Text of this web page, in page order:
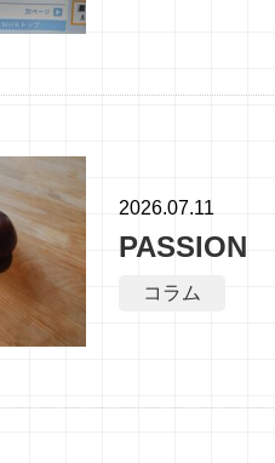
2026.07.11
PASSION
コラム